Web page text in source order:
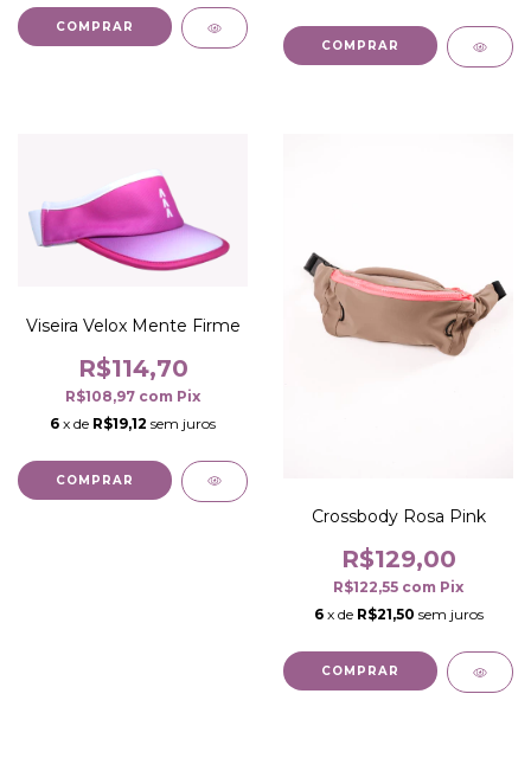
COMPRAR
COMPRAR
Viseira Velox Mente Firme
R$114,70
R$108,97 com Pix
6 x de R$19,12 sem juros
COMPRAR
Crossbody Rosa Pink
R$129,00
R$122,55 com Pix
6 x de R$21,50 sem juros
COMPRAR